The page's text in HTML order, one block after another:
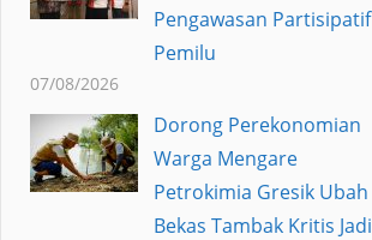
Pengawasan Partisipatif
Pemilu
07/08/2026
Dorong Perekonomian
Warga Mengare
Petrokimia Gresik Ubah
Bekas Tambak Kritis Jadi